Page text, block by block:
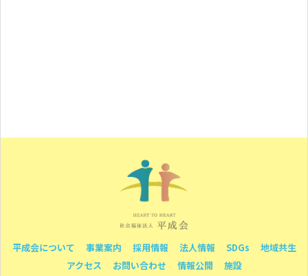
平成会について 事業案内 採用情報 法人情報 SDGs
地域共生
アクセス
お問い合わせ 情報公開 施設